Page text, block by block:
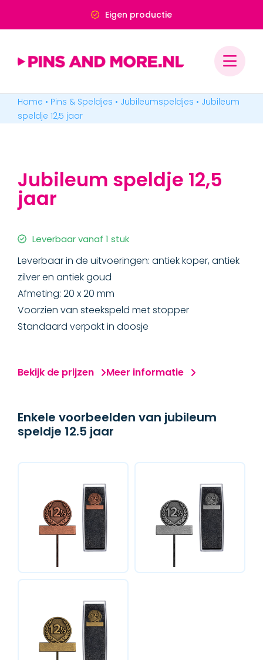
Deskundig advies
Home • Pins & Speldjes • Jubileumspeldjes • Jubileum
speldje 12,5 jaar
Jubileum speldje 12,5
jaar
Leverbaar vanaf 1 stuk
Leverbaar in de uitvoeringen: antiek koper, antiek
zilver en antiek goud
Afmeting: 20 x 20 mm
Voorzien van steekspeld met stopper
Standaard verpakt in doosje
Bekijk de prijzen Meer informatie
Enkele voorbeelden van jubileum
speldje 12.5 jaar
PINS & SPELDJES
MERCHANDISE